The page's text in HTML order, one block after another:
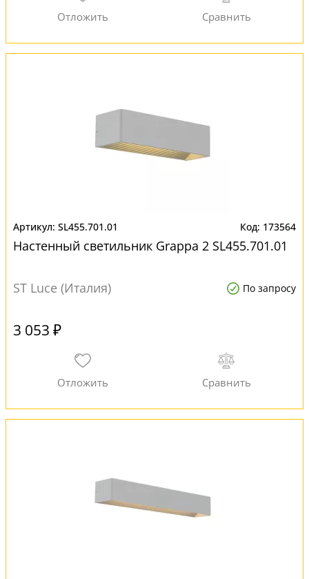
SL455.701.01 173564
Настенный светильник Grappa 2 SL455.701.01
ST Luce (Италия) По запросу
3 053 ₽